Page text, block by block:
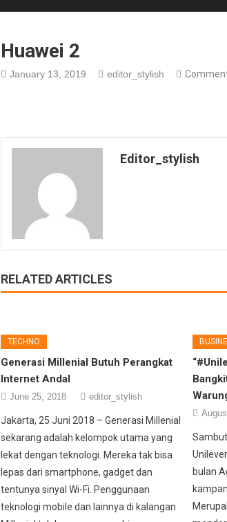
Huawei 2
January 13, 2019 editor_stylish
Editor_stylish
RELATED ARTICLES
TECHNO
Generasi Millenial Butuh Perangkat
Internet Andal
June 25, 2018 editor_stylish
Jakarta, 25 Juni 2018 – Generasi Millenial
sekarang adalah kelompok utama yang
lekat dengan teknologi. Mereka tak bisa
lepas dari smartphone, gadget dan
tentunya sinyal Wi-Fi. Penggunaan
teknologi mobile dan lainnya di kalangan
bulan